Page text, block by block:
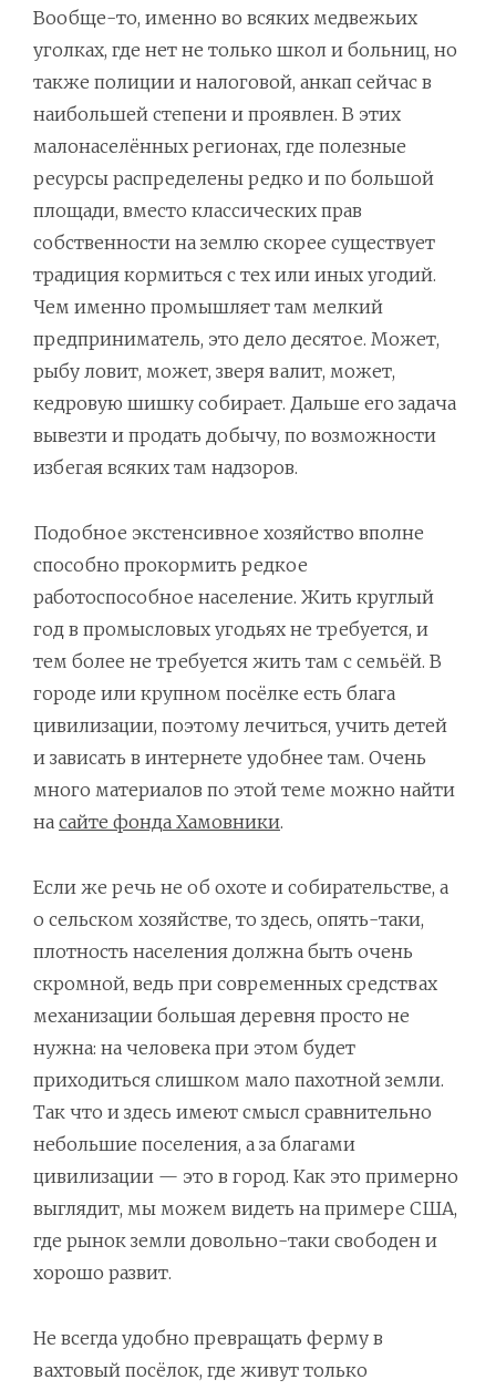
Вообще-то, именно во всяких медвежьих
уголках, где нет не только школ и больниц, но
также полиции и налоговой, анкап сейчас в
наибольшей степени и проявлен. В этих
малонаселённых регионах, где полезные
ресурсы распределены редко и по большой
площади, вместо классических прав
собственности на землю скорее существует
традиция кормиться с тех или иных угодий.
Чем именно промышляет там мелкий
предприниматель, это дело десятое. Может,
рыбу ловит, может, зверя валит, может,
кедровую шишку собирает. Дальше его задача
вывезти и продать добычу, по возможности
избегая всяких там надзоров.
Подобное экстенсивное хозяйство вполне
способно прокормить редкое
работоспособное население. Жить круглый
год в промысловых угодьях не требуется, и
тем более не требуется жить там с семьёй. В
городе или крупном посёлке есть блага
цивилизации, поэтому лечиться, учить детей
и зависать в интернете удобнее там. Очень
много материалов по этой теме можно найти
на сайте фонда Хамовники.
Если же речь не об охоте и собирательстве, а
о сельском хозяйстве, то здесь, опять-таки,
плотность населения должна быть очень
скромной, ведь при современных средствах
механизации большая деревня просто не
нужна: на человека при этом будет
приходиться слишком мало пахотной земли.
Так что и здесь имеют смысл сравнительно
небольшие поселения, а за благами
цивилизации — это в город. Как это примерно
выглядит, мы можем видеть на примере США,
где рынок земли довольно-таки свободен и
хорошо развит.
Не всегда удобно превращать ферму в
вахтовый посёлок, где живут только